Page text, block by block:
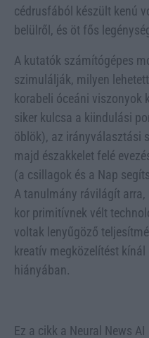
cédrusfából készült kenú
belülről, és öt fős
A kutatók számítógépes
szimulálják, milyen
korabeli óceáni viszonyok
siker kulcsa a kiindulási
öblök), az irányválasztási
majd északkelet felé
(a csillagok és a Nap
A tanulmány rávilágít
kor primitívnek vélt
voltak lenyűgöző
kreatív megközelítést
hiányában.
Ez a cikk a Neural News